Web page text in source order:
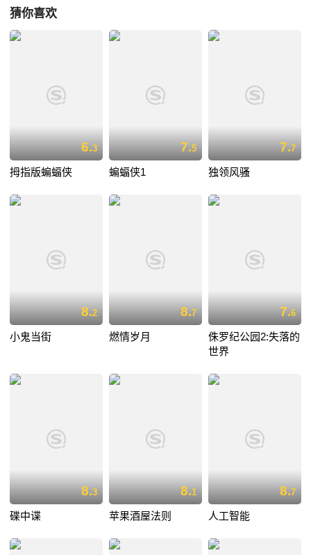
猜你喜欢
6.3
拇指版蝙蝠侠
7.5
蝙蝠侠1
7.7
独领风骚
8.2
小鬼当街
8.7
燃情岁月
7.6
侏罗纪公园2:失落的
世界
8.3
碟中谍
8.1
苹果酒屋法则
8.7
人工智能